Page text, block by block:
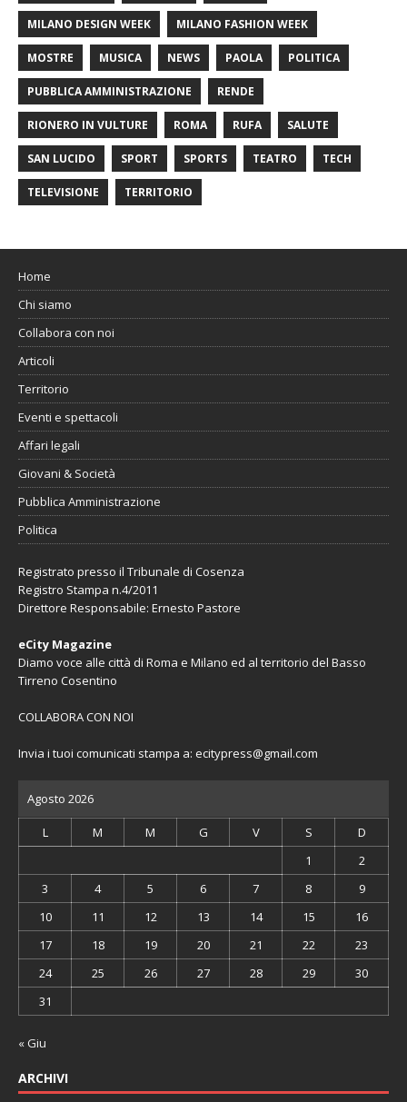
MILANO DESIGN WEEK MILANO FASHION WEEK
MOSTRE MUSICA NEWS PAOLA POLITICA
PUBBLICA AMMINISTRAZIONE RENDE
RIONERO IN VULTURE ROMA RUFA SALUTE
SAN LUCIDO SPORT SPORTS TEATRO TECH
TELEVISIONE TERRITORIO
Home
Chi siamo
Collabora con noi
Articoli
Territorio
Eventi e spettacoli
Affari legali
Giovani & Società
Pubblica Amministrazione
Politica
Registrato presso il Tribunale di Cosenza
Registro Stampa n.4/2011
Direttore Responsabile: Ernesto Pastore
eCity Magazine
Diamo voce alle città di Roma e Milano ed al territorio del Basso
Tirreno Cosentino
COLLABORA CON NOI
Invia i tuoi comunicati stampa a: ecitypress@gmail.com
Agosto 2026
L M M G V S
D
1
2
3
4 5 6 7 8
9
10
11 12 13 14 15
16
17
18 19 20 21 22
23
24
25 26 27 28 29
30
31
« Giu
ARCHIVI